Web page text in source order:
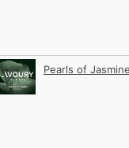
Pearls of Jasmine